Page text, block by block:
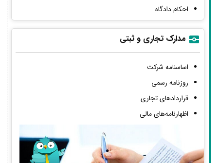
احکام دادگاه
مدارک تجاری و ثبتی
اساسنامه شرکت
روزنامه رسمی
قراردادهای تجاری
اظهارنامه‌های مالی